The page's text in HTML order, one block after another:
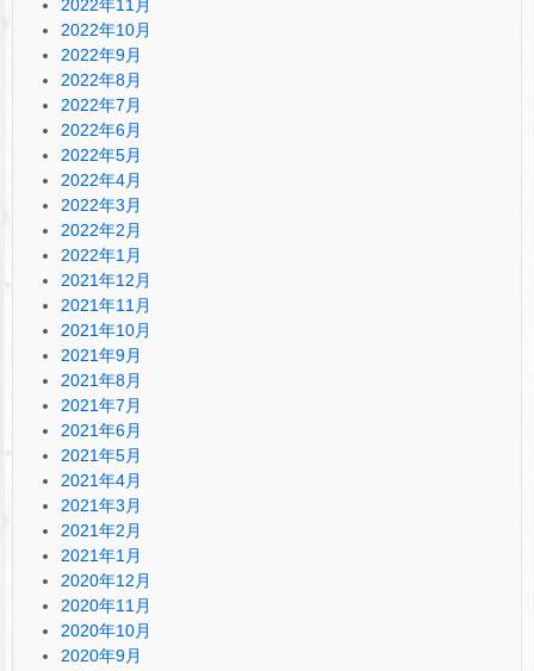
2022年11月
2022年10月
2022年9月
2022年8月
2022年7月
2022年6月
2022年5月
2022年4月
2022年3月
2022年2月
2022年1月
2021年12月
2021年11月
2021年10月
2021年9月
2021年8月
2021年7月
2021年6月
2021年5月
2021年4月
2021年3月
2021年2月
2021年1月
2020年12月
2020年11月
2020年10月
2020年9月